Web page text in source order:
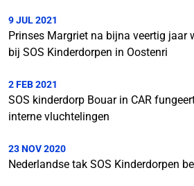
9 JUL 2021
Prinses Margriet na bijna veertig jaar
bij SOS Kinderdorpen in Oostenri
2 FEB 2021
SOS kinderdorp Bouar in CAR
interne vluchtelingen
23 NOV 2020
Nederlandse tak SOS Kinderdorpen